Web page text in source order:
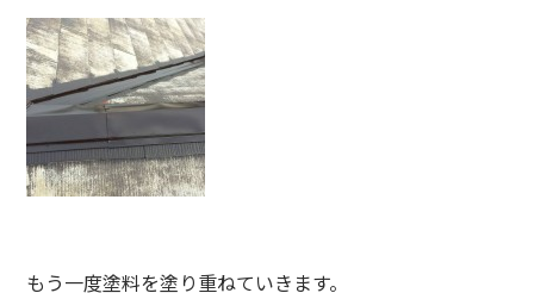
もう一度塗料を塗り重ねていきます。